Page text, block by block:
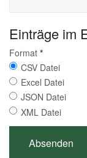
Einträge im
Format *
CSV Datei
Excel Datei
JSON Datei
XML Datei